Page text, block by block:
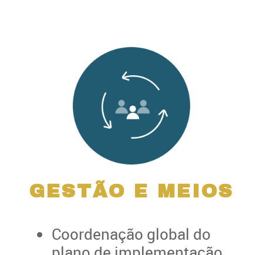
GESTÃO E MEIOS
Coordenação global do